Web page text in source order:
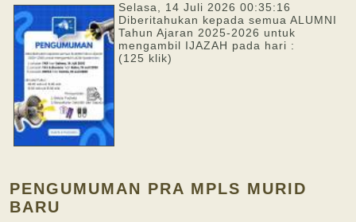
Selasa, 14 Juli 2026 00:35:16
Diberitahukan kepada semua ALUMNI
Tahun Ajaran 2025-2026 untuk
mengambil IJAZAH pada hari :
(125 klik)
PENGUMUMAN PRA MPLS MURID
BARU